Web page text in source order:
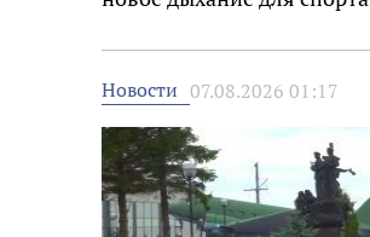
Новости 07.08.2026 01:17